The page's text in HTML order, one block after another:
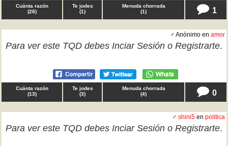
Cuánta razón
(28)
Te jodes
(1)
Menuda chorrada
(1) 1
♂ Anónimo en amor
Para ver este TQD debes Inciar Sesión o Registrarte.
Cuánta razón
(13)
Te jodes
(3)
Menuda chorrada
(4) 0
♂ shini5 en politica
Para ver este TQD debes Inciar Sesión o Registrarte.